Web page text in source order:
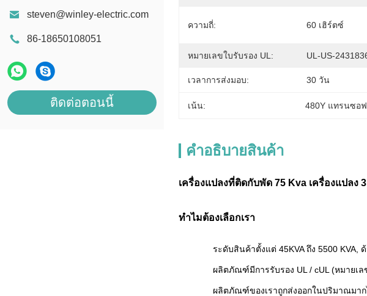
steven@winley-electric.com
86-18650108051
ติดต่อตอนนี้
ความถี่: 60 เฮิร์ตซ์
หมายเลขใบรับรอง UL: UL-US-
เวลาการส่งมอบ: 30 วัน
เน้น: 480Y แทรนซอ
คําอธิบายสินค้า
เครื่องแปลงที่ติดกับพัด 75 Kva เครื่องแปลง
ทําไมต้องเลือกเรา
ระดับสินค้าตั้งแต่ 45KVA ถึง 5500 KVA,
ผลิตภัณฑ์มีการรับรอง UL / cUL (หมายเ
ผลิตภัณฑ์ของเราถูกส่งออกในปริมาณมา